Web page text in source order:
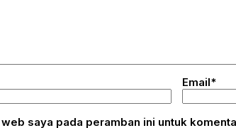
Email*
saya pada peramban ini untuk